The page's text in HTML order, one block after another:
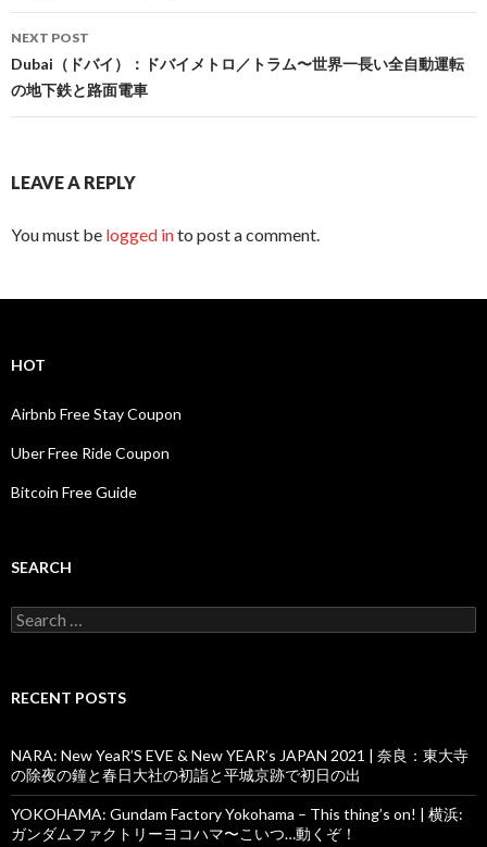
NEXT POST
Dubai（ドバイ）：ドバイメトロ／トラム〜世界一長い全自動運転
の地下鉄と路面電車
LEAVE A REPLY
You must be logged into post a comment.
HOT
Airbnb Free Stay Coupon
Uber Free Ride Coupon
Bitcoin Free Guide
SEARCH
Search
for:
RECENT POSTS
NARA: New YeaR’S EVE & New YEAR’s JAPAN 2021 | 奈良：東大寺
の除夜の鐘と春日大社の初詣と平城京跡で初日の出
YOKOHAMA: Gundam Factory Yokohama – This thing’s on! | 横浜:
ガンダムファクトリーヨコハマ〜こいつ…動くぞ！